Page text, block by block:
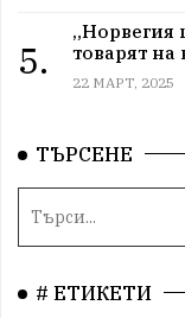
5.
„Норвегия
товарят на
22 МАРТ, 2025
ТЪРСЕНЕ
# ЕТИКЕТИ